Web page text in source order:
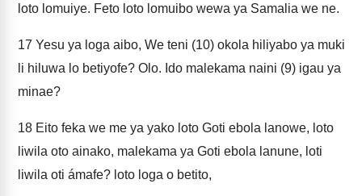
loto lomuiye. Feto loto lomuibo wewa ya Samalia we ne.
17 Yesu ya loga aibo, We teni (10) okola hiliyabo ya muki
li hiluwa lo betiyofe? Olo. Ido malekama naini (9) igau ya
minae?
18 Eito feka we me ya yako loto Goti ebola lanowe, loto
liwila oto ainako, malekama ya Goti ebola lanune, loti
liwila oti ámafe? loto loga o betito,